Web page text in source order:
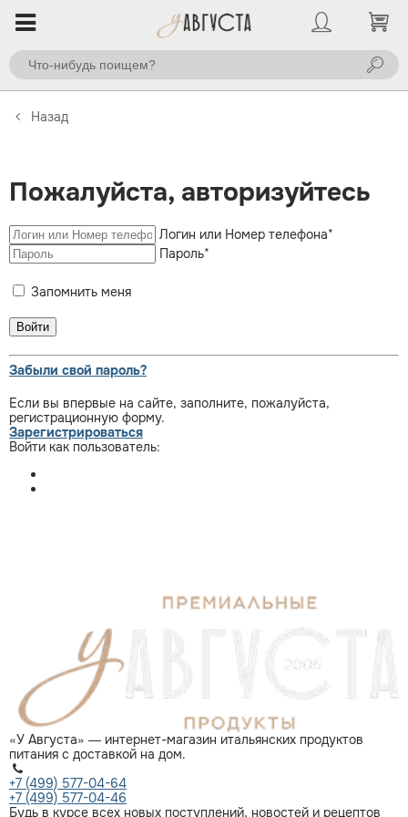
Назад
Пожалуйста, авторизуйтесь
Логин или Номер телефона*
Пароль*
Запомнить меня
Забыли свой пароль?
Если вы впервые на сайте, заполните, пожалуйста,
регистрационную форму.
Зарегистрироваться
Войти как пользователь:
«У Августа» — интернет-магазин итальянских продуктов
питания с доставкой на дом.
+7 (499) 577-04-64
+7 (499) 577-04-46
Будь в курсе всех новых поступлений, новостей и рецептов